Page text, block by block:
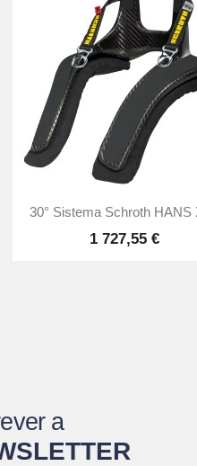
Vista rápida
30° Sistema Schroth HANS
1 727,55 €
a